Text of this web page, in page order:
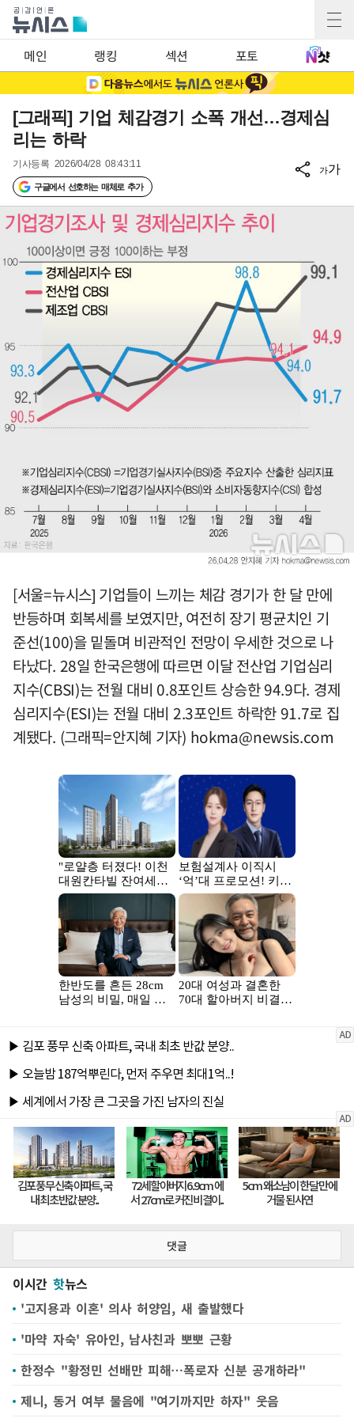
메인 랭킹 섹션 포토
[그래픽] 기업 체감경기 소폭 개선…경제심
리는 하락
기사등록 2026/04/28 08:43:11
구글에서 선호하는 매체로 추가
가가
[서울=뉴시스] 기업들이 느끼는 체감 경기가 한 달 만에
반등하며 회복세를 보였지만, 여전히 장기 평균치인 기
준선(100)을 밑돌며 비관적인 전망이 우세한 것으로 나
타났다. 28일 한국은행에 따르면 이달 전산업 기업심리
지수(CBSI)는 전월 대비 0.8포인트 상승한 94.9다. 경제
심리지수(ESI)는 전월 대비 2.3포인트 하락한 91.7로 집
계됐다. (그래픽=안지혜 기자) hokma@newsis.com
댓글
이시간 핫뉴스
'고지용과 이혼' 의사 허양임, 새 출발했다
'마약 자숙' 유아인, 남사친과 뽀뽀 근황
한정수 "황정민 선배만 피해…폭로자 신분 공개하라"
제니, 동거 여부 물음에 "여기까지만 하자" 웃음